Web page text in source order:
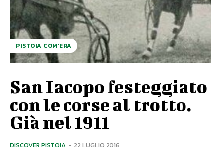
PISTOIA COM'ERA
San Iacopo festeggiato
con le corse al trotto.
Già nel 1911
DISCOVER PISTOIA - 22 LUGLIO 2016